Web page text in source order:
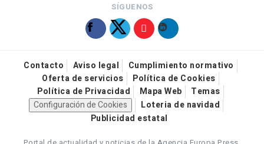
SÍGUENOS
Contacto Aviso legal
Cumplimiento normativo
Oferta de servicios
Política de Cookies
Política de Privacidad
Mapa Web
Temas
Configuración de Cookies
Loteria de navidad
Publicidad estatal